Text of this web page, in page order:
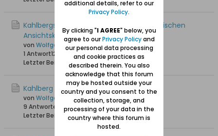
Kahlbergs Hotel Kaiserhof auf einer historischen
Ansichtskarte
von Wolfgang
1 Antwort12.753 Hits0 Likes
Letzter Beitrag
17.06.2012, 22:07
Kahlberg / Krynica Morska im Frühling
von Wolfgang
9 Antworten
17.506 Hits0 Likes
Letzter Beitrag 09.06.2012, 16:16
additional details, refer to our
Privacy Policy.
By clicking "I AGREE" below, you
agree to ourPrivacy Policyand
our personal data processing
and cookie practices as
described therein. You also
acknowledge that this forum
may be hosted outside your
country and you consent to the
collection, storage, and
processing of your data in the
country where this forum is
hosted.